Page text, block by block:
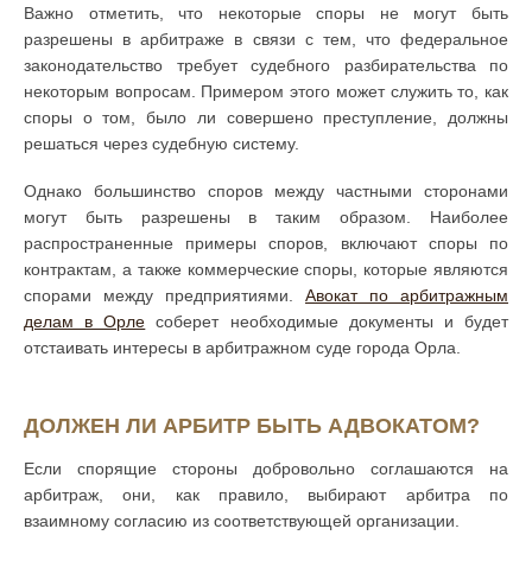
Важно отметить, что некоторые споры не могут быть
разрешены в арбитраже в связи с тем, что федеральное
законодательство требует судебного разбирательства по
некоторым вопросам. Примером этого может служить то, как
споры о том, было ли совершено преступление, должны
решаться через судебную систему.
Однако большинство споров между частными сторонами
могут быть разрешены в таким образом. Наиболее
распространенные примеры споров, включают споры по
контрактам, а также коммерческие споры, которые являются
спорами между предприятиями. Авокат по арбитражным
делам в Орле соберет необходимые документы и будет
отстаивать интересы в арбитражном суде города Орла.
ДОЛЖЕН ЛИ АРБИТР БЫТЬ АДВОКАТОМ?
Если спорящие стороны добровольно соглашаются на
арбитраж, они, как правило, выбирают арбитра по
взаимному согласию из соответствующей организации.